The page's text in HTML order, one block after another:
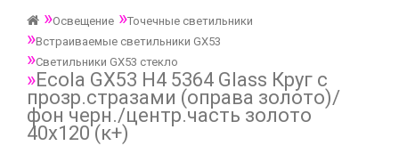
Освещение
Точечные светильники
Встраиваемые светильники GX53
Светильники GX53 стекло
Ecola GX53 H4 5364 Glass Круг с
прозр.стразами (оправа золото)/
фон черн./центр.часть золото
40x120 (к+)